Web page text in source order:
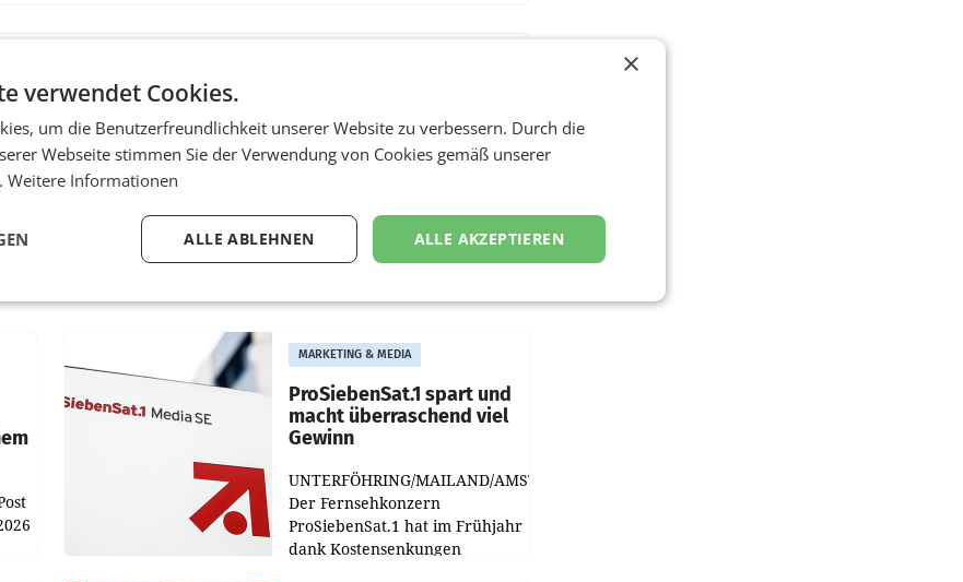
MARKETING & MEDIA
ProSiebenSat.1 spart und
macht überraschend viel
Gewinn
UNTERFÖHRING/MAILAND/AMSTERDAM.
Der Fernsehkonzern
ProSiebenSat.1 hat im Frühjahr
dank Kostensenkungen
×
verwendet Cookies.
um die Benutzerfreundlichkeit unserer Website zu verbessern. Durch die
Webseite stimmen Sie der Verwendung von Cookies gemäß unserer
Weitere Informationen
ALLE AKZEPTIEREN
ALLE ABLEHNEN